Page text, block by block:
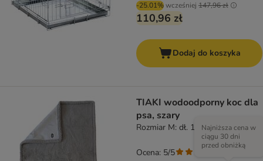
-25.01%wcześniej 147,96 zł
110,96 zł
Dodaj do koszyka
TIAKI wodoodporny koc dla
psa, szary
Rozmiar M: dł. 101 x szer. 73 cm
Najniższa cena w
ciągu 30 dni
przed obniżką
Ocena: 5/5